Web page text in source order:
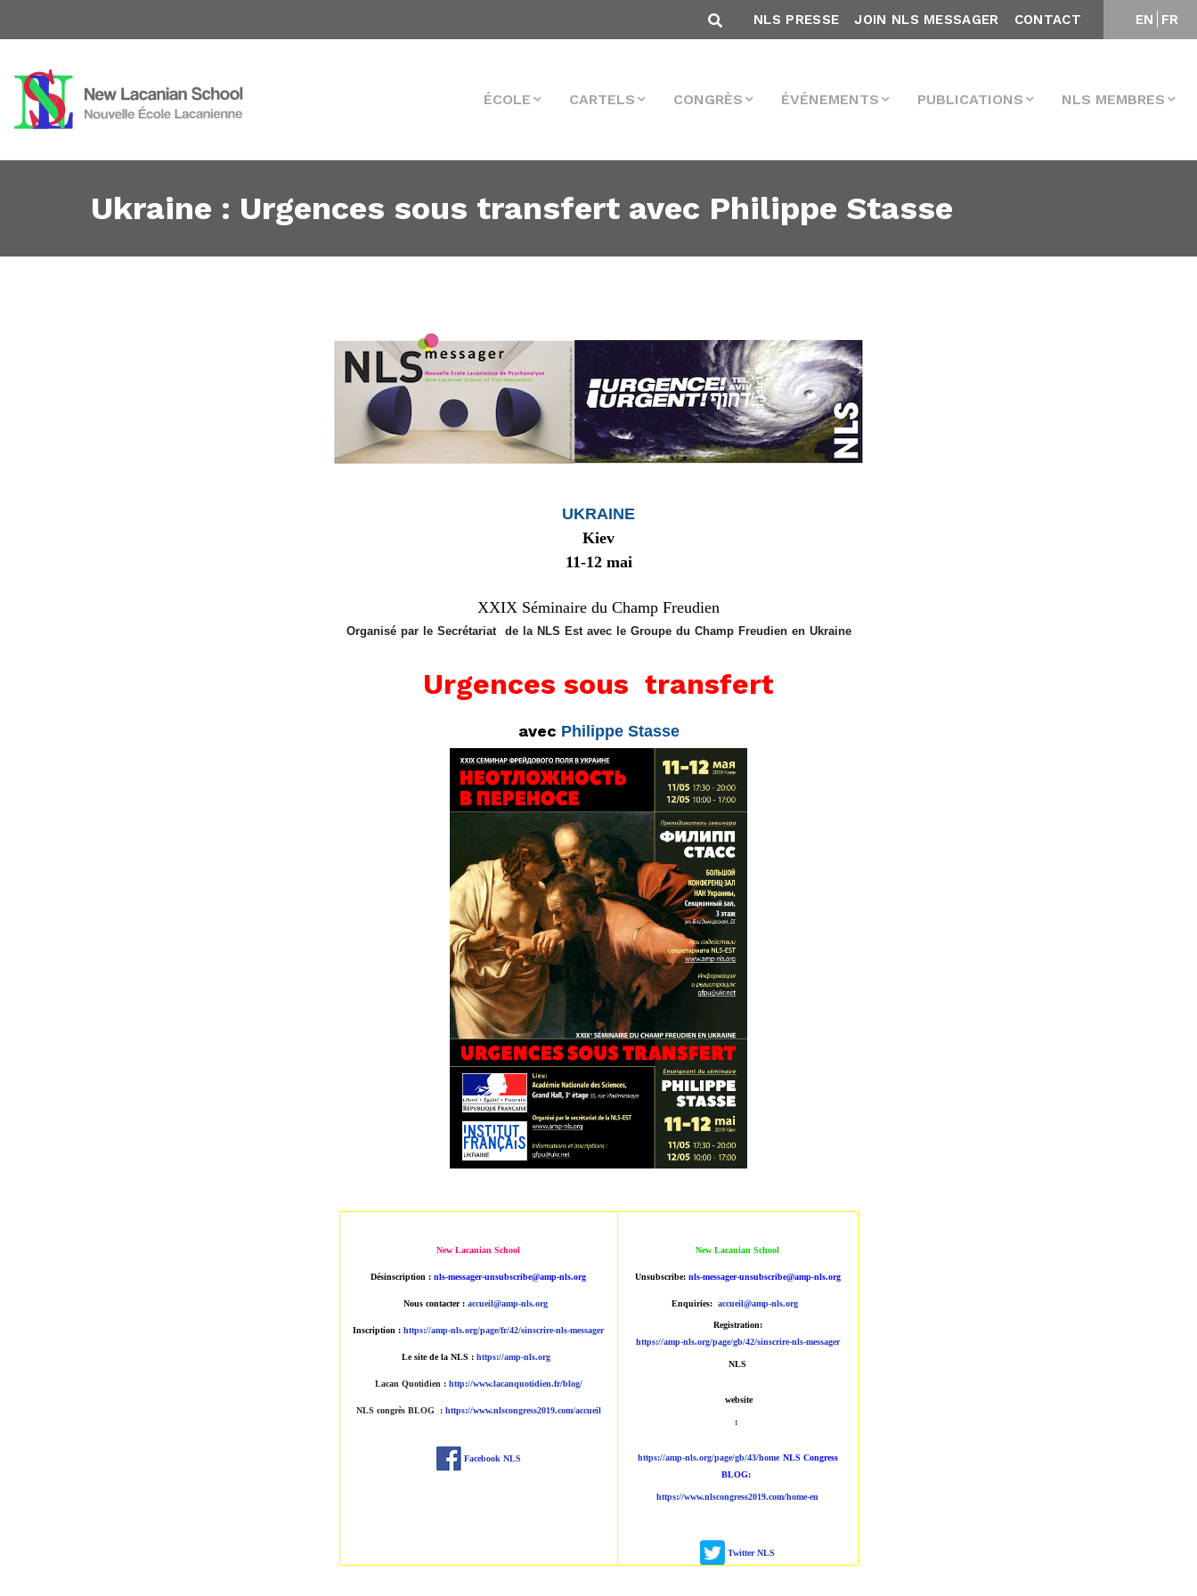
EN FR
NLS PRESSE JOIN NLS MESSAGER CONTACT
ÉCOLE CARTELS CONGRÈS ÉVÉNEMENTS PUBLICATIONS NLS MEMBRES
Ukraine : Urgences sous transfert avec Philippe Stasse
UKRAINE
Kiev
11-12 mai
XXIX Séminaire du Champ Freudien
Organisépar le Secrétariat de la NLS Est avec le Groupe du Champ Freudien en Ukraine
Urgences sous transfert
avec Philippe Stasse
New Lacanian School
Désinscription : nls-messager-unsubscribe@amp-nls.org
Nous contacter : accueil@amp-nls.org
Inscription : https://amp-nls.org/page/fr/42/sinscrire-nls-messager
Le site de la NLS : https://amp-nls.org
Lacan Quotidien: http://www.lacanquotidien.fr/blog/
NLS congrès BLOG : https://www.nlscongress2019.com/accueil
Facebook NLS
New Lacanian School
Unsubscribe: nls-messager-unsubscribe@amp-nls.org
Enquiries: accueil@amp-nls.org
Registration:
https://amp-nls.org/page/gb/42/sinscrire-nls-messager
NLS
website
:
https://amp-nls.org/page/gb/43/home NLS Congress
BLOG:
https://www.nlscongress2019.com/home-en
Twitter NLS